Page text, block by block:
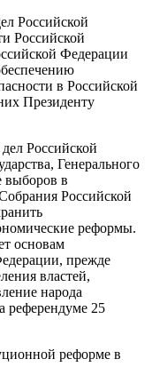
Российской
Российской
Федерации
в Российской
Президенту
Российской
Генерального
выборов в
Российской
реформы.
основам
прежде
властей,
народа
референдуме 25
реформе в